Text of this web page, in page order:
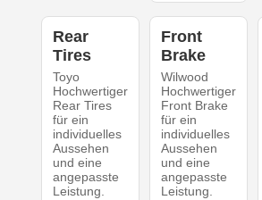
Rear
Tires
Toyo
Hochwertiger
Rear Tires
für ein
individuelles
Aussehen
und eine
angepasste
Leistung.
Front
Brake
Wilwood
Hochwertiger
Front Brake
für ein
individuelles
Aussehen
und eine
angepasste
Leistung.